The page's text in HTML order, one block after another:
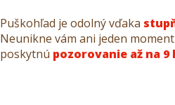
Puškohľad je odolný vďaka
Neunikne vám ani jeden
poskytnú pozorovanie až na 9